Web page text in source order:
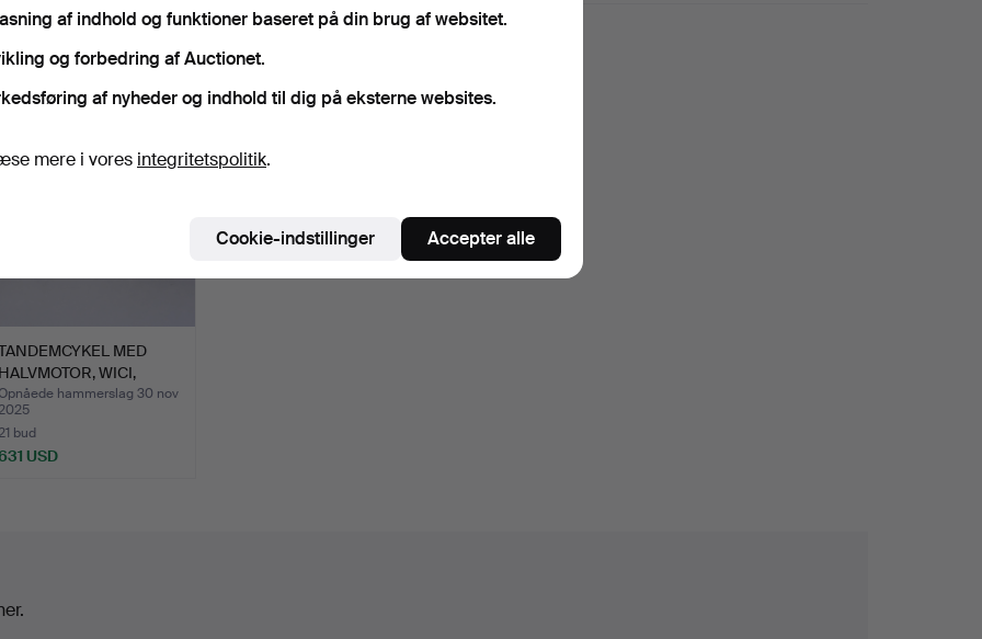
MED
HALVMOTOR, WICI,
1950'ERNE.
Opnåede hammerslag 30 nov
bud
USD
af indhold og funktioner baseret på din brug af websitet.
og forbedring af Auctionet.
af nyheder og indhold til dig på eksterne websites.
mere i vores integritetspolitik.
Cookie-indstillinger Accepter alle